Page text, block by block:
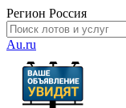
Регион Россия
Au.ru